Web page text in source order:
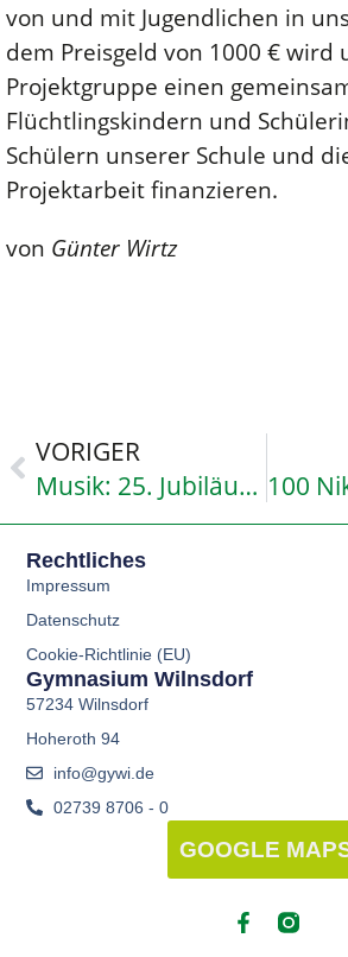
von und mit Jugendlichen in
dem Preisgeld von 1000 € wird
Projektgruppe einen
Flüchtlingskindern und
Schülern unserer Schule und
Projektarbeit finanzieren.
von Günter Wirtz
VORIGER
Musik: 25. Jubiläumskonzert 2015
Rechtliches
Impressum
Datenschutz
Cookie-Richtlinie (EU)
Gymnasium Wilnsdorf
57234 Wilnsdorf
Hoheroth 94
info@gywi.de
02739 8706 - 0
GOOGLE